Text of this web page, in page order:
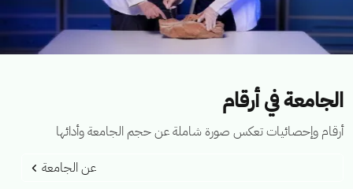
الجامعة في أرقام
أرقام وإحصائيات تعكس صورة شاملة عن حجم الجامعة وأدائها
عن الجامعة